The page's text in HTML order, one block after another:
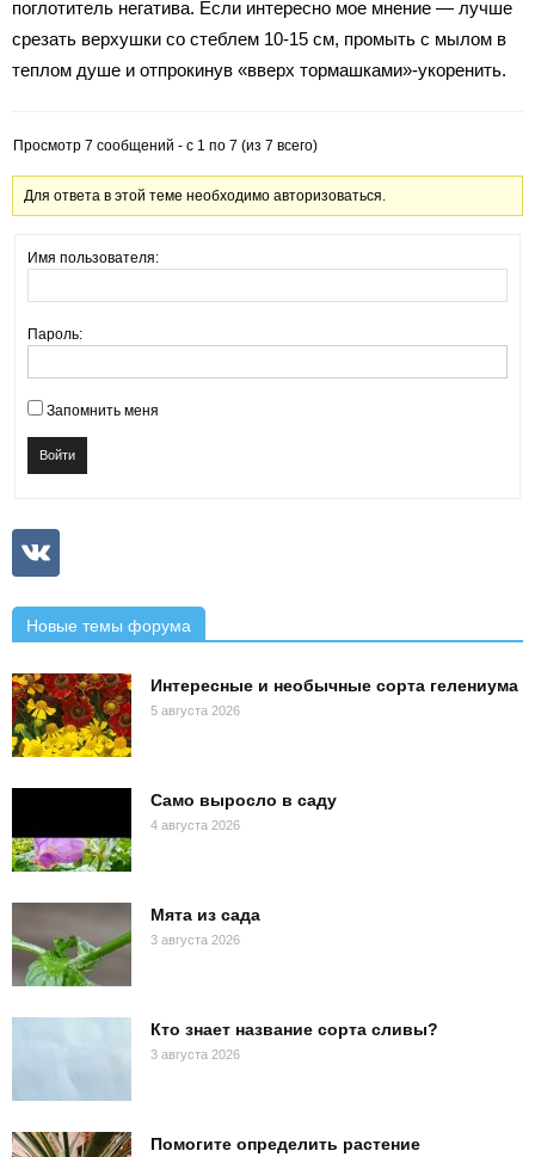
поглотитель негатива. Если интересно мое мнение — лучше
срезать верхушки со стеблем 10-15 см, промыть с мылом в
теплом душе и отпрокинув «вверх тормашками»-укоренить.
Просмотр 7 сообщений - с 1 по 7 (из 7 всего)
Для ответа в этой теме необходимо авторизоваться.
Имя пользователя:
Пароль:
Запомнить меня
Войти
Новые темы форума
Интересные и необычные сорта гелениума
5 августа 2026
Само выросло в саду
4 августа 2026
Мята из сада
3 августа 2026
Кто знает название сорта сливы?
3 августа 2026
Помогите определить растение